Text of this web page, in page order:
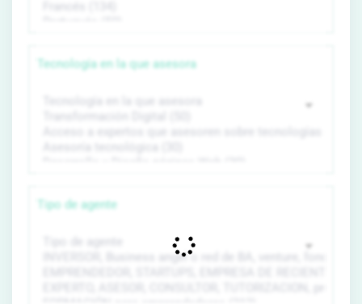
Tecnología en la que asesora
Tipo de agente